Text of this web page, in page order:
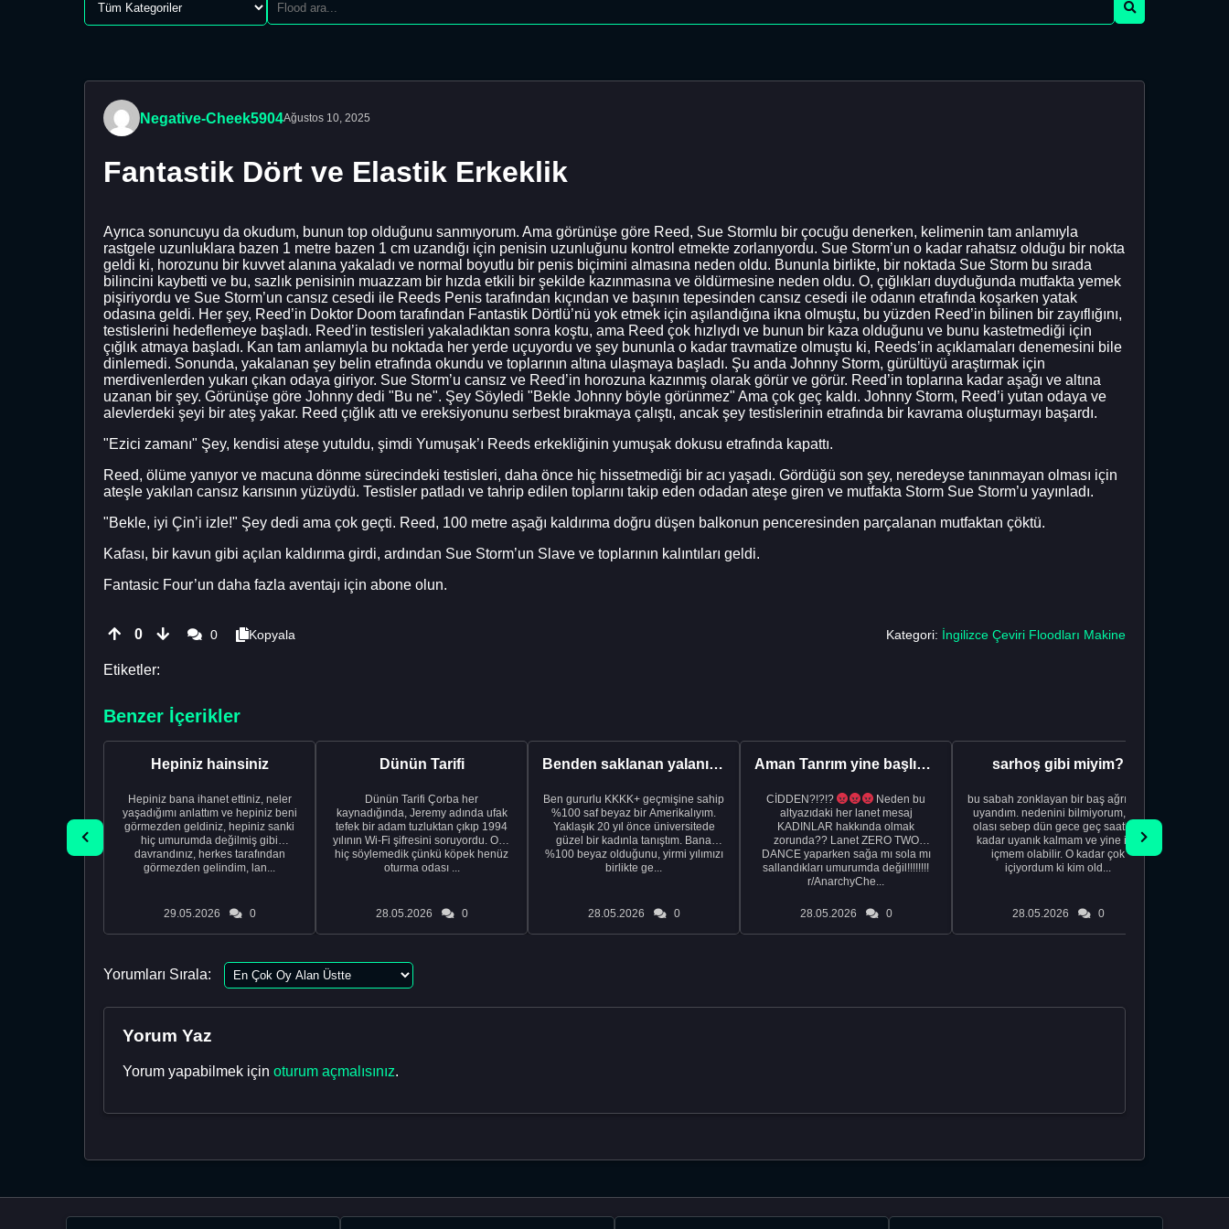
Negative-Cheek5904Ağustos 10, 2025
Fantastik Dört ve Elastik Erkeklik
Ayrıca sonuncuyu da okudum, bunun top olduğunu sanmıyorum. Ama görünüşe göre Reed, Sue Stormlu bir çocuğu denerken, kelimenin tam anlamıyla
rastgele uzunluklara bazen 1 metre bazen 1 cm uzandığı için penisin uzunluğunu kontrol etmekte zorlanıyordu. Sue Storm’un o kadar rahatsız olduğu bir nokta
geldi ki, horozunu bir kuvvet alanına yakaladı ve normal boyutlu bir penis biçimini almasına neden oldu. Bununla birlikte, bir noktada Sue Storm bu sırada
bilincini kaybetti ve bu, sazlık penisinin muazzam bir hızda etkili bir şekilde kazınmasına ve öldürmesine neden oldu. O, çığlıkları duyduğunda mutfakta yemek
pişiriyordu ve Sue Storm’un cansız cesedi ile Reeds Penis tarafından kıçından ve başının tepesinden cansız cesedi ile odanın etrafında koşarken yatak
odasına geldi. Her şey, Reed’in Doktor Doom tarafından Fantastik Dörtlü’nü yok etmek için aşılandığına ikna olmuştu, bu yüzden Reed’in bilinen bir zayıflığını,
testislerini hedeflemeye başladı. Reed’in testisleri yakaladıktan sonra koştu, ama Reed çok hızlıydı ve bunun bir kaza olduğunu ve bunu kastetmediği için
çığlık atmaya başladı. Kan tam anlamıyla bu noktada her yerde uçuyordu ve şey bununla o kadar travmatize olmuştu ki, Reeds’in açıklamaları denemesini bile
dinlemedi. Sonunda, yakalanan şey belin etrafında okundu ve toplarının altına ulaşmaya başladı. Şu anda Johnny Storm, gürültüyü araştırmak için
merdivenlerden yukarı çıkan odaya giriyor. Sue Storm’u cansız ve Reed’in horozuna kazınmış olarak görür ve görür. Reed’in toplarına kadar aşağı ve altına
uzanan bir şey. Görünüşe göre Johnny dedi "Bu ne". Şey Söyledi "Bekle Johnny böyle görünmez" Ama çok geç kaldı. Johnny Storm, Reed’i yutan odaya ve
alevlerdeki şeyi bir ateş yakar. Reed çığlık attı ve ereksiyonunu serbest bırakmaya çalıştı, ancak şey testislerinin etrafında bir kavrama oluşturmayı başardı.
"Ezici zamanı" Şey, kendisi ateşe yutuldu, şimdi Yumuşak’ı Reeds erkekliğinin yumuşak dokusu etrafında kapattı.
Reed, ölüme yanıyor ve macuna dönme sürecindeki testisleri, daha önce hiç hissetmediği bir acı yaşadı. Gördüğü son şey, neredeyse tanınmayan olması için
ateşle yakılan cansız karısının yüzüydü. Testisler patladı ve tahrip edilen toplarını takip eden odadan ateşe giren ve mutfakta Storm Sue Storm’u yayınladı.
"Bekle, iyi Çin’i izle!" Şey dedi ama çok geçti. Reed, 100 metre aşağı kaldırıma doğru düşen balkonun penceresinden parçalanan mutfaktan çöktü.
Kafası, bir kavun gibi açılan kaldırıma girdi, ardından Sue Storm’un Slave ve toplarının kalıntıları geldi.
Fantasic Four’un daha fazla aventajı için abone olun.
0 0 Kopyala Kategori: İngilizce Çeviri Floodları Makine
Etiketler:
Benzer İçerikler
Hepiniz hainsiniz
Hepiniz bana ihanet ettiniz, neler
yaşadığımı anlattım ve hepiniz beni
görmezden geldiniz, hepiniz sanki
hiç umurumda değilmiş gibi
davrandınız, herkes tarafından
görmezden gelindim, lan...
29.05.2026 0
Dünün Tarifi
Dünün Tarifi Çorba her
kaynadığında, Jeremy adında ufak
tefek bir adam tuzluktan çıkıp 1994
yılının Wi-Fi şifresini soruyordu. Ona
hiç söylemedik çünkü köpek henüz
oturma odası ...
28.05.2026 0
Benden saklanan yalanı ortaya çıkardıktan sonra eşimden...
Ben gururlu KKKK+ geçmişine sahip
%100 saf beyaz bir Amerikalıyım.
Yaklaşık 20 yıl önce üniversitede
güzel bir kadınla tanıştım. Bana
%100 beyaz olduğunu, yirmi yılımızı
birlikte ge...
28.05.2026 0
Aman Tanrım yine başlıyoruz..
CİDDEN?!?!?
Neden bu
altyazıdaki her lanet mesaj
KADINLAR hakkında olmak
zorunda?? Lanet ZERO TWO
DANCE yaparken sağa mı sola mı
sallandıkları umurumda değil!!!!!!!!
r/AnarchyChe...
28.05.2026 0
sarhoş gibi miyim?
bu sabah zonklayan bir baş ağrısıyla
uyandım. nedenini bilmiyorum, tek
olası sebep dün gece geç saatlere
kadar uyanık kalmam ve yine içki
içmem olabilir. O kadar çok
içiyordum ki kim old...
28.05.2026 0
Yorumları Sırala:
Yorum Yaz
Yorum yapabilmek için oturum açmalısınız.